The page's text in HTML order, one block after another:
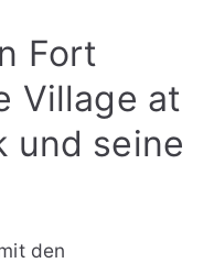
Fort
Village at
und seine
den